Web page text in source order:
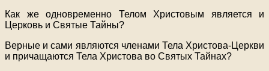
Как же одновременно Телом Христовым является и
Церковь и Святые Тайны?
Верные и сами являются членами Тела Христова-Церкви
и причащаются Тела Христова во Святых Тайнах?